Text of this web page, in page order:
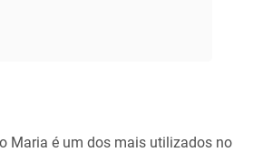
Maria é um dos mais utilizados no